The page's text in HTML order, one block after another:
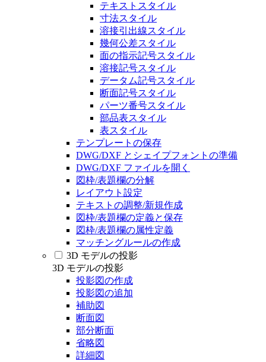
テキストスタイル
寸法スタイル
溶接引出線スタイル
幾何公差スタイル
面の指示記号スタイル
溶接記号スタイル
データム記号スタイル
断面記号スタイル
パーツ番号スタイル
部品表スタイル
表スタイル
テンプレートの保存
DWG/DXF とシェイプフォントの準備
DWG/DXF ファイルを開く
図枠/表題欄の分解
レイアウト設定
テキストの調整/新規作成
図枠/表題欄の定義と保存
図枠/表題欄の属性定義
マッチングルールの作成
3D モデルの投影
3D モデルの投影
投影図の作成
投影図の追加
補助図
断面図
部分断面
省略図
詳細図